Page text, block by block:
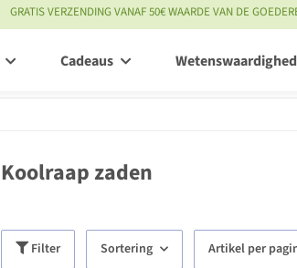
GRATIS VERZENDING VANAF 50€ WAARDE VAN DE
Cadeaus
Koolraap zaden
Filter Sortering Artikel per